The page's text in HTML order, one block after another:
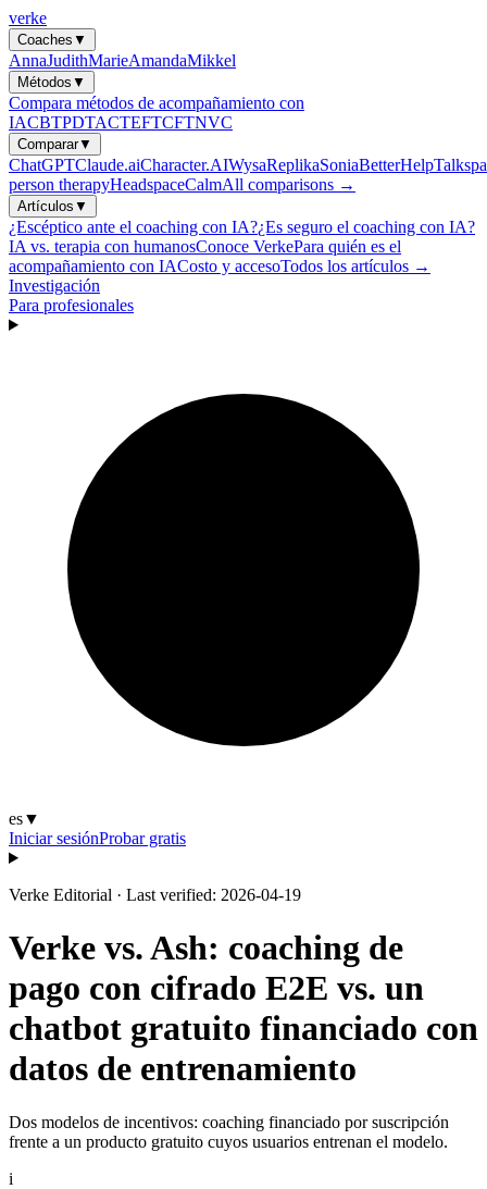
verke
Coaches ▼
AnnaJudithMarieAmandaMikkel
Métodos ▼
Compara métodos de acompañamiento con
IACBTPDTACTEFTCFTNVC
Comparar▼
ChatGPTClaude.aiCharacter.AIWysaReplikaSoniaBetterHelp
person therapyHeadspaceCalmAll comparisons →
Artículos ▼
¿Escéptico ante el coaching con IA?¿Es seguro el coaching con IA?
IA vs. terapia con humanosConoce VerkePara quién es el
acompañamiento con IACosto y accesoTodos los artículos →
Investigación
Para profesionales
es▼
Iniciar sesiónProbar gratis
Verke Editorial · Last verified: 2026-04-19
Verke vs. Ash: coaching de
pago con cifrado E2E vs. un
chatbot gratuito financiado con
datos de entrenamiento
Dos modelos de incentivos: coaching financiado por suscripción
frente a un producto gratuito cuyos usuarios entrenan el modelo.
i